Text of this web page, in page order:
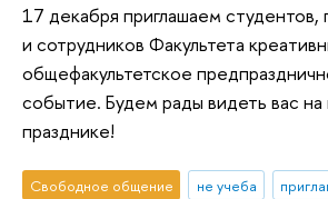
17 декабря приглашаем студентов,
и сотрудников Факультета
общефакультетское
событие. Будем рады видеть вас
празднике!
Свободное общение не учеба